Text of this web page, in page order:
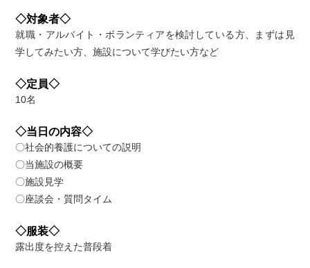
◇対象者◇
就職・アルバイト・ボランティアを検討している方、まずは見
学してみたい方、施設について学びたい方など
◇定員◇
10名
◇当日の内容◇
〇社会的養護についての説明
〇当施設の概要
〇施設見学
〇座談会・質問タイム
◇服装◇
露出度を控えた普段着